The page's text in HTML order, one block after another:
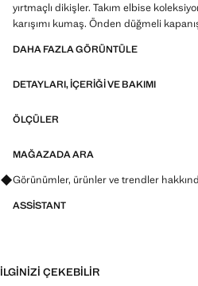
yırtmaçlı dikişler. Takım elbise
karışımı kumaş. Önden düğmeli
DAHA FAZLA GÖRÜNTÜLE
DETAYLARI, IÇERIĞI VE BAKIMI
ÖLÇÜLER
MAĞAZADA ARA
Görünümler, ürünler ve trendler
ASSISTANT
İLGINIZI ÇEKEBILIR